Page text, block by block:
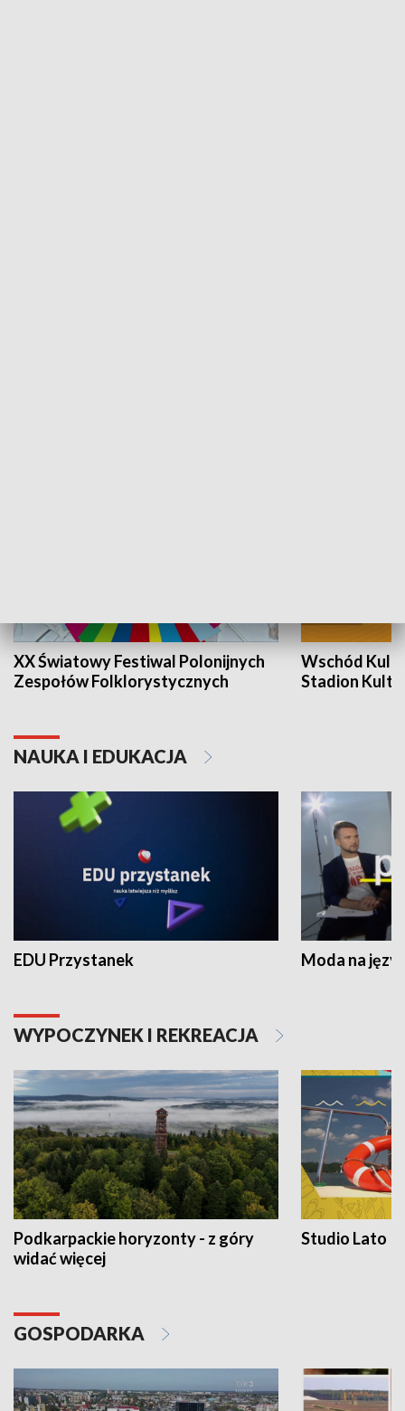
XX Światowy Festiwal Polonijnych
Zespołów Folklorystycznych
Wschód
Stadion
NAUKA I EDUKACJA
EDU Przystanek Moda na
WYPOCZYNEK I REKREACJA
Podkarpackie horyzonty - z góry
widać więcej
Studio Lato
GOSPODARKA